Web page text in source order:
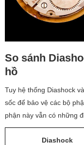
So sánh
hồ
Tuy hệ thống Diashock
sốc để bảo vệ các bộ
phận này vẫn có những
Diashock